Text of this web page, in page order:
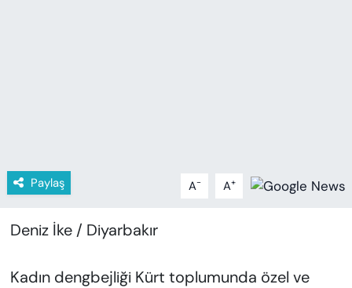
Paylaş A- A+
Deniz İke / Diyarbakır
Kadın dengbejliği Kürt toplumunda özel ve
ÖZEL HABER
YAZAR KÖŞESİ